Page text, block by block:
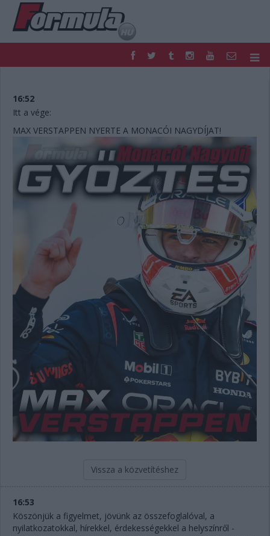
FORMULA
NEMZETKÖZI
RETRO
EGYÉB
TIPPJÁTÉK
DIGITÁLIS MAGAZIN
PONTÁLLÁSOK
VERSENYNAPTÁRAK
16:52
Itt a vége:
MAX VERSTAPPEN NYERTE A MONACÓI NAGYDÍJAT!
Vissza a közvetítéshez
16:53
Köszönjük a figyelmet, jövünk az összefoglalóval, a
nyilatkozatokkal, hírekkel, érdekességekkel a helyszínről -